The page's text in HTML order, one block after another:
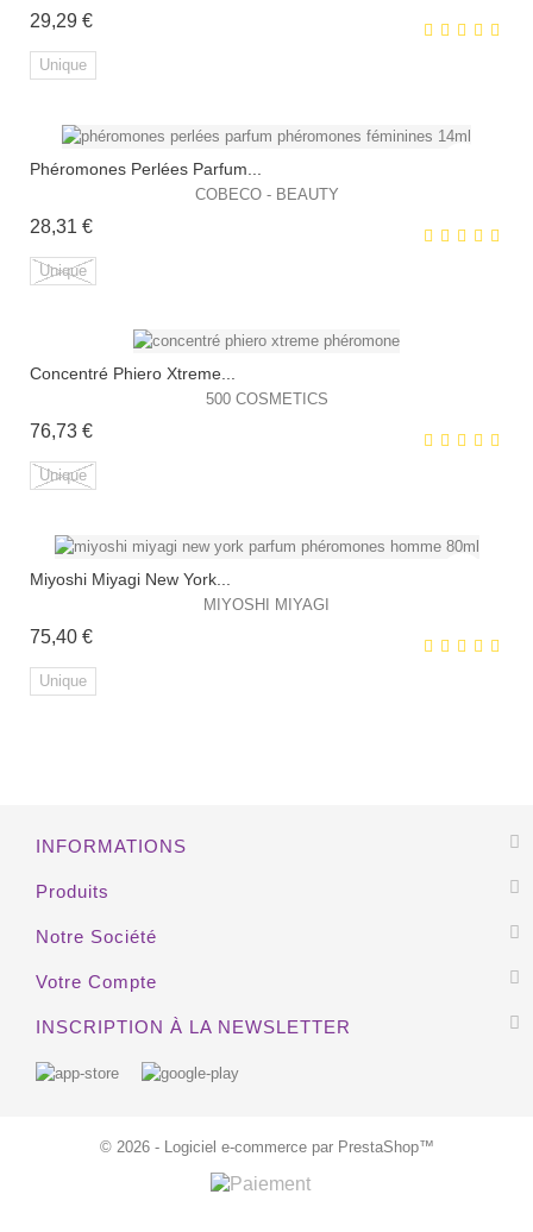
EXCLUSIVITÉ WEB !
29,29 €Prix
Unique
EXCLUSIVITÉ WEB !
HORS STOCK
Phéromones Perlées Parfum...
COBECO - BEAUTY
28,31 €Prix
Unique
EXCLUSIVITÉ WEB !
HORS STOCK
Concentré Phiero Xtreme...
500 COSMETICS
76,73 €Prix
Unique
Miyoshi Miyagi New York...
MIYOSHI MIYAGI
75,40 €Prix
Unique
INFORMATIONS
Produits
Notre Société
Votre Compte
INSCRIPTION À LA NEWSLETTER
© 2026 - Logiciel e-commerce par PrestaShop™